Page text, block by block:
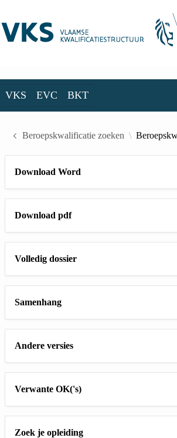
VKS EVC BKT
Beroepskwalificatie zoeken
Download Word
Download pdf
Volledig dossier
Samenhang
Andere versies
Verwante OK('s)
Zoek je opleiding